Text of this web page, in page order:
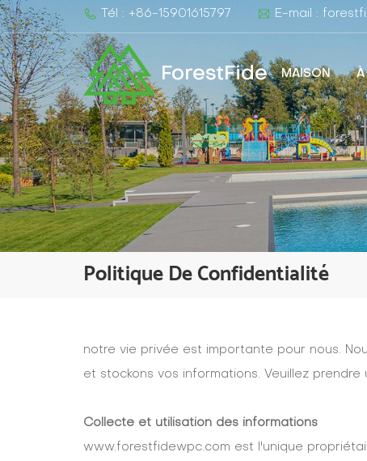
Tél : +86-15901615797 E-mail :
ForestFide MAISON À
Politique De Confidentialité
notre vie privée est importante pour nous.
et stockons vos informations. Veuillez
Collecte et utilisation des informations
www.forestfidewpc.com est l'unique